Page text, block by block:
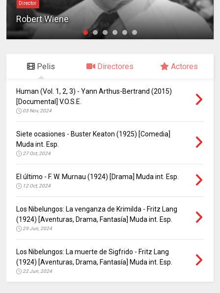
Director
Robert Wiene
Pelis Directores Actores
Human (Vol. 1, 2, 3) - Yann Arthus-Bertrand (2015)
[Documental] V.O.S.E.
03 Nov, 2024
Siete ocasiones - Buster Keaton (1925) [Comedia]
Muda int. Esp.
27 Oct, 2024
El último - F. W. Murnau (1924) [Drama] Muda int. Esp.
12 Oct, 2024
Los Nibelungos: La venganza de Krimilda - Fritz Lang
(1924) [Aventuras, Drama, Fantasía] Muda int. Esp.
29 Jun, 2024
Los Nibelungos: La muerte de Sigfrido - Fritz Lang
(1924) [Aventuras, Drama, Fantasía] Muda int. Esp.
22 Jun, 2024